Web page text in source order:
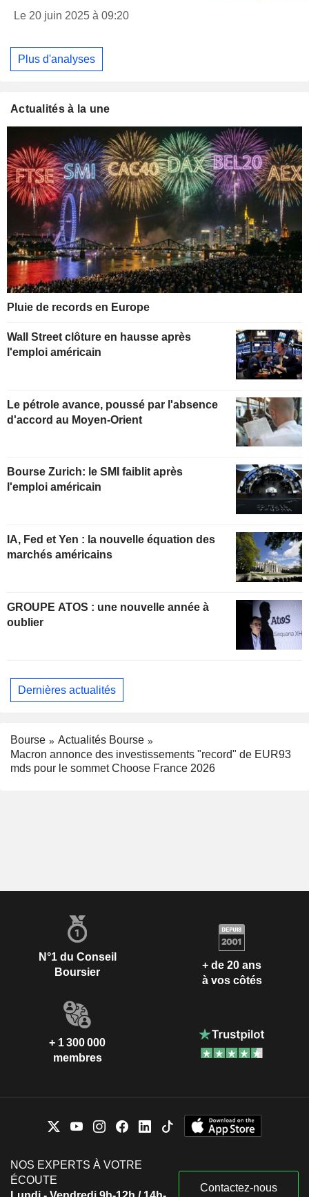
Le 20 juin 2025 à 09:20
Plus d'analyses
Actualités à la une
Pluie de records en Europe
Wall Street clôture en hausse après
l'emploi américain
Le pétrole avance, poussé par l'absence
d'accord au Moyen-Orient
Bourse Zurich: le SMI faiblit après
l'emploi américain
IA, Fed et Yen : la nouvelle équation des
marchés américains
GROUPE ATOS : une nouvelle année à
oublier
Dernières actualités
Bourse
Actualités Bourse
Macron annonce des investissements "record" de EUR93
mds pour le sommet Choose France 2026
N°1 du Conseil
Boursier
+ de 20 ans
à vos côtés
+ 1 300 000
membres
NOS EXPERTS À VOTRE
ÉCOUTE
Contactez-nous